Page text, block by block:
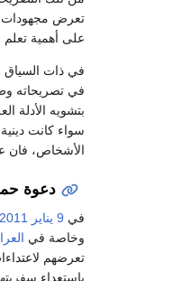
تعرض مجهودات
على أهمية تعلم
في ذات السياق
في تصريحاته
بتشويه الأدلة
سواء كانت
الأشخاص، فان
دعوة
في 9 يناير 2011
وخاصة في
تعرضهم
باستعداء